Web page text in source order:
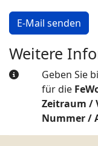
Captcha*
E-Mail senden
Weitere
WeitereGeben Sie
für die
Zeitraum /
Nummer /